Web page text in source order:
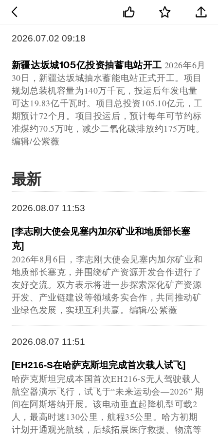
2026.07.02 09:18
新疆达坂城105亿投资抽蓄电站开工 2026年6月
30日，新疆达坂城抽水蓄能电站正式开工。项目
规划总装机容量为140万千瓦，投运后年发电量
可达19.83亿千瓦时。项目总投资105.10亿元，工
期预计72个月。项目投运后，预计每年可节约标
准煤约70.5万吨，减少二氧化碳排放约175万吨。
编辑/公紫薇
最新
2026.08.07 11:53
[李志刚大使会见塞内加尔矿业和地质部长塞
克]
2026年8月6日，李志刚大使会见塞内加尔矿业和
地质部长塞克，并围绕矿产资源开发合作进行了
友好交流。双方表示将进一步探索深化矿产资源
开发、产业链建设等领域务实合作，共同推动矿
业绿色发展，实现互利共赢。编辑/公紫薇
2026.08.07 11:51
[EH216‑S在哈萨克斯坦完成首次载人试飞]
哈萨克斯坦完成本国首次EH216‑S无人驾驶载人
航空器演示飞行，试飞于“未来运动会—2026” 期
间在阿斯塔纳开展。该电动垂直起降机型可载2
人，最高时速130公里，航程35公里。哈方初期
计划开通观光航线，后续拓展医疗救援、物流等